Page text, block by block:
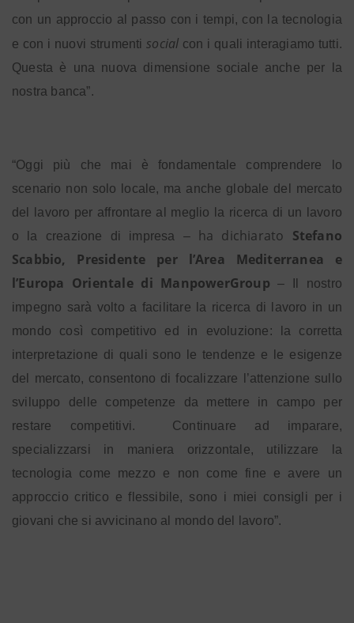
con un approccio al passo con i tempi, con la tecnologia
e con i nuovi strumenti social con i quali interagiamo tutti.
Questa è una nuova dimensione sociale anche per la
nostra banca”.
“Oggi più che mai è fondamentale comprendere lo
scenario non solo locale, ma anche globale del mercato
del lavoro per affrontare al meglio la ricerca di un lavoro
o la creazione di impresa – ha dichiarato Stefano
Scabbio, Presidente per l’Area Mediterranea e
l’Europa Orientale di ManpowerGroup – Il nostro
impegno sarà volto a facilitare la ricerca di lavoro in un
mondo così competitivo ed in evoluzione: la corretta
interpretazione di quali sono le tendenze e le esigenze
del mercato, consentono di focalizzare l’attenzione sullo
sviluppo delle competenze da mettere in campo per
restare competitivi. Continuare ad imparare,
specializzarsi in maniera orizzontale, utilizzare la
tecnologia come mezzo e non come fine e avere un
approccio critico e flessibile, sono i miei consigli per i
giovani che si avvicinano al mondo del lavoro”.